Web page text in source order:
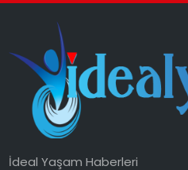
İdeal Yaşam Haberleri